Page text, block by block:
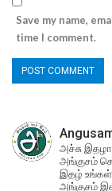
Save my name,
time I comment.
அச்சு
அங்குசம்
இதழ் உங்கள்
அங்குசம்